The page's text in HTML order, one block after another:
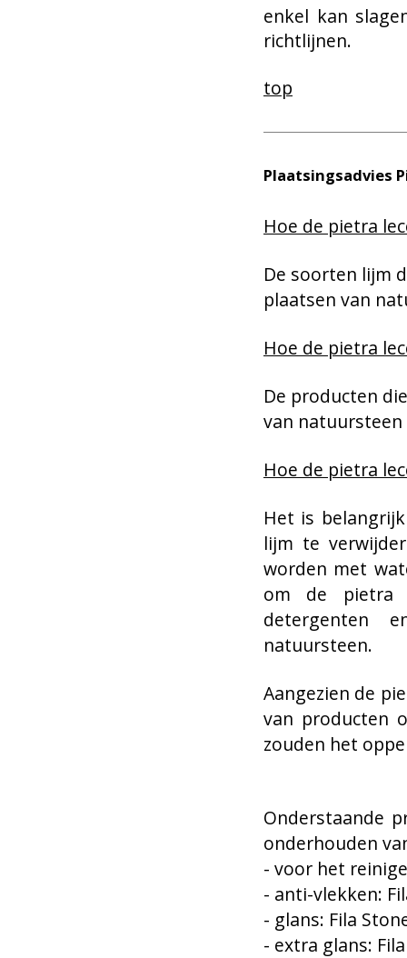
enkel kan
richtlijnen.
top
Plaatsingsadvies
Hoe de pietra
De soorten lijm
plaatsen van
Hoe de pietra
De producten
van
Hoe de pietra
Het is
lijm te
worden met
om de pietra
detergenten
natuursteen.
Aangezien de
van producten
zouden het
Onderstaande
onderhouden
- voor het
- anti-vlekken:
- glans: Fila
- extra glans: